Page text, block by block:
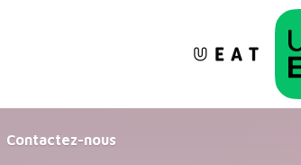
Contactez-nous